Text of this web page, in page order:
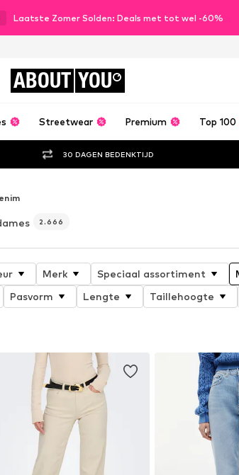
Laatste Zomer Solden: Deals met tot wel -60%
ABOUT YOU
Streetwear Premium Top 100
30 DAGEN BEDENKTIJD
2.666
Merk Speciaal assortiment
Pasvorm Lengte Taillehoogte